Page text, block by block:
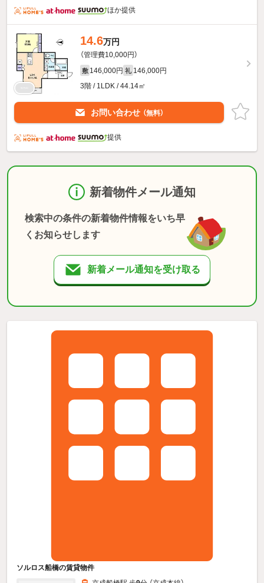
ほか提供
14.6万円
（管理費10,000円）
敷 146,000円 礼 146,000円
3階 / 1LDK / 44.14㎡
お問い合わせ （無料）
提供
新着物件メール通知
検索中の条件の新着物件情報をいち早
くお知らせします
新着メール通知を受け取る
ソルロス船橋の賃貸物件